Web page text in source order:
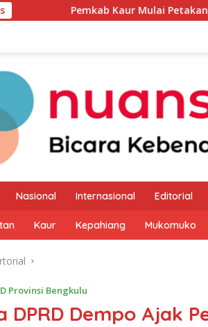
Kaur Mulai Petakan Potensi Produk
Nasional Internasional Editorial
Kaur Kepahiang Mukomuko
Provinsi Bengkulu
DPRD Dempo Ajak